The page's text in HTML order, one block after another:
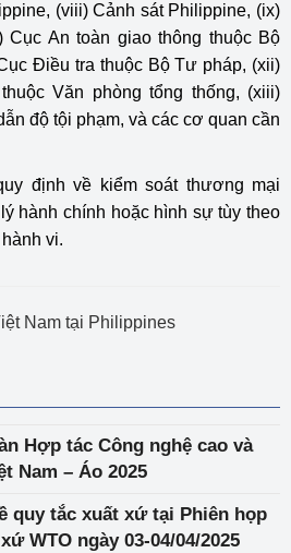
(viii) Cảnh sát Philippine, (ix)
Cục An toàn giao thông thuộc Bộ
Điều tra thuộc Bộ Tư pháp, (xii)
Văn phòng tổng thống, (xiii)
độ tội phạm, và các cơ quan cần
định về kiểm soát thương mại
hành chính hoặc hình sự tùy theo
vi.
Nam tại Philippines
Hợp tác Công nghệ cao và
Nam – Áo 2025
quy tắc xuất xứ tại Phiên họp
WTO ngày 03-04/04/2025